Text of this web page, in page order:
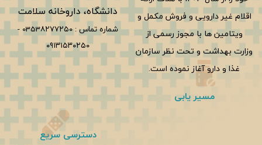
اقلام غیر دارویی و فروش مکمل و
ویتامین ها با مجوز رسمی از
وزارت بهداشت و تحت نظر سازمان
غذا و دارو آغاز نموده است.
دانشگاه، داروخانه سلامت
شماره تماس :0353۸۲۷۷۲۵۰ -
۰۹۱۳۱۵۳۰۲۵۰
مسیر یابی
دسترسی سریع